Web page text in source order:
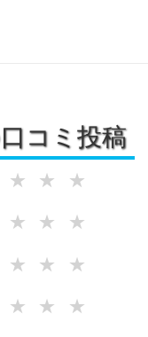
コミ投稿
★ ★ ★
★ ★ ★
★ ★ ★
★ ★ ★